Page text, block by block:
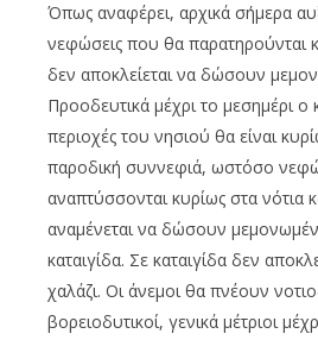
Όπως αναφέρει, αρχικά σήμερα
νεφώσεις που θα παρατηρούνται
δεν αποκλείεται να δώσουν
Προοδευτικά μέχρι το μεσημέρι ο
περιοχές του νησιού θα είναι
παροδική συννεφιά, ωστόσο
αναπτύσσονται κυρίως στα νότια
αναμένεται να δώσουν
καταιγίδα. Σε καταιγίδα δεν
χαλάζι. Οι άνεμοι θα πνέουν
βορειοδυτικοί, γενικά μέτριοι